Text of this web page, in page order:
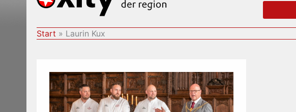
Start Laurin Kux